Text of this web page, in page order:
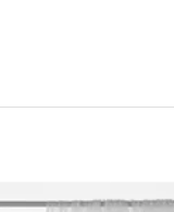
이트그레이/., 145x250 cm
이지/., 145x250 cm